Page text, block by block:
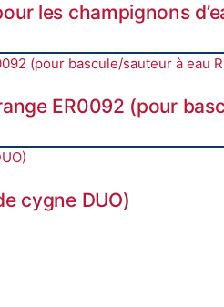
les champignons
ER0092 (pour
cygne DUO)